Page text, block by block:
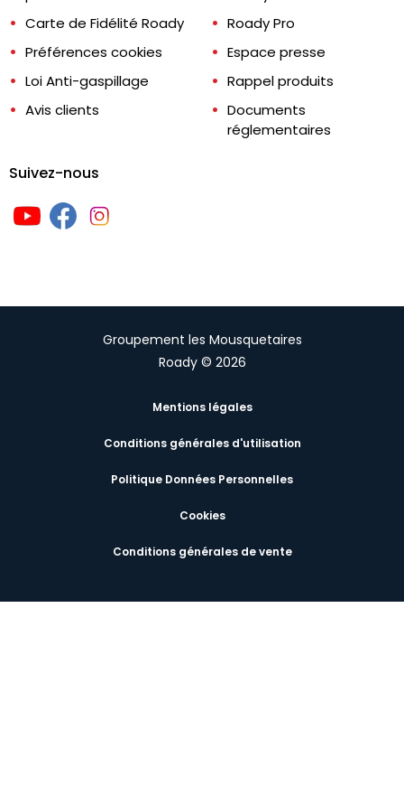
Carte de Fidélité Roady
Préférences cookies
Loi Anti-gaspillage
Avis clients
Roady Pro
Espace presse
Rappel produits
Documents
réglementaires
Suivez-nous
Groupement les Mousquetaires
Roady © 2026
Mentions légales
Conditions générales d'utilisation
Politique Données Personnelles
Cookies
Conditions générales de vente